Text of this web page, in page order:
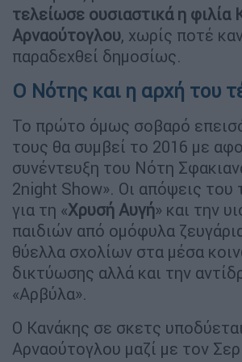
τελείωσε ουσιαστικά η φιλία
Αρναούτογλου, χωρίς ποτέ
παραδεχθεί δημοσίως.
Ο Νότης και η αρχή του
Το πρώτο όμως σοβαρό
τους θα συμβεί το 2016 με
συνέντευξη του Νότη
2night Show». Οι απόψεις του
για τη «Χρυσή Αυγή» και την
παιδιών από ομόφυλα
θύελλα σχολίων στα μέσα
δικτύωσης αλλά και την
«Αρβύλα».
Ο Κανάκης σε σκετς
Αρναούτογλου μαζί με τον